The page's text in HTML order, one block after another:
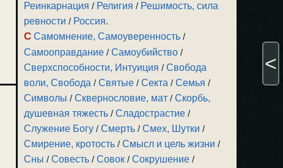
Реинкарнация / Религия / Решимость, сила
ревности / Россия.
С Самомнение, Самоуверенность /
Самооправдание /Самоубийство /
Сверхспособности, Интуиция /Свобода
воли, Свобода /Святые /Секта /Семья /
Символы /Сквернословие, мат /Скорбь,
душевная тяжесть /Сладострастие /
Служение Богу /Смерть /Смех, Шутки /
Смирение, кротость /Смысл и цель жизни /
Сны /Совесть /Совок /Сокрушение /
<